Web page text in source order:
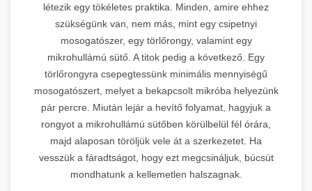
létezik egy tökéletes praktika. Minden, amire ehhez
szükségünk van, nem más, mint egy csipetnyi
mosogatószer, egy törlőrongy, valamint egy
mikrohullámú sütő. A titok pedig a következő. Egy
törlőrongyra csepegtessünk minimális mennyiségű
mosogatószert, melyet a bekapcsolt mikróba helyezünk
pár percre. Miután lejár a hevítő folyamat, hagyjuk a
rongyot a mikrohullámú sütőben körülbelül fél órára,
majd alaposan töröljük vele át a szerkezetet. Ha
vesszük a fáradtságot, hogy ezt megcsináljuk, búcsút
mondhatunk a kellemetlen halszagnak.